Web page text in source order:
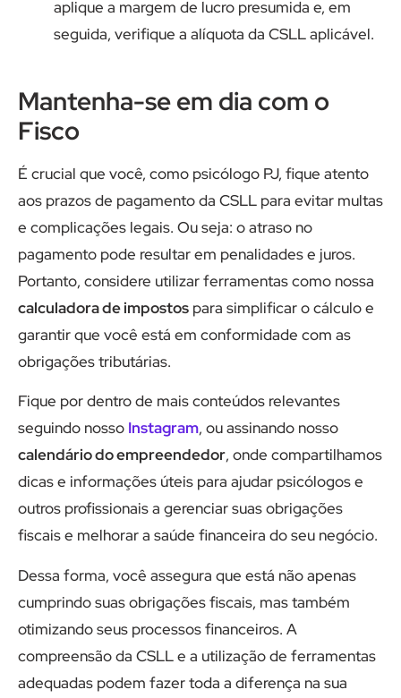
aplique a margem de lucro presumida e, em
seguida, verifique a alíquota da CSLL aplicável.
Mantenha-se em dia com o
Fisco
É crucial que você, como psicólogo PJ, fique atento
aos prazos de pagamento da CSLL para evitar multas
e complicações legais. Ou seja: o atraso no
pagamento pode resultar em penalidades e juros.
Portanto, considere utilizar ferramentas como nossa
calculadora de impostos para simplificar o cálculo e
garantir que você está em conformidade com as
obrigações tributárias.
Fique por dentro de mais conteúdos relevantes
seguindo nosso Instagram, ou assinando nosso
calendário do empreendedor, onde compartilhamos
dicas e informações úteis para ajudar psicólogos e
outros profissionais a gerenciar suas obrigações
fiscais e melhorar a saúde financeira do seu negócio.
Dessa forma, você assegura que está não apenas
cumprindo suas obrigações fiscais, mas também
otimizando seus processos financeiros. A
compreensão da CSLL e a utilização de ferramentas
adequadas podem fazer toda a diferença na sua